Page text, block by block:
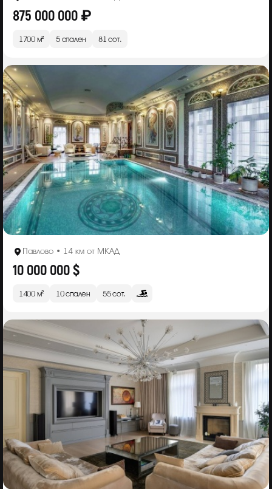
875 000 000 ₽
1700 м² 5 спален 81 сот.
Павлово • 14 км от МКАД
10 000 000 $
1400 м² 10 спален 55 сот.